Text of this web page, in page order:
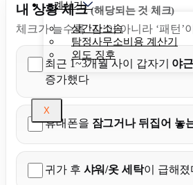
계산기
상간자소송
탐정사무소비용 계산기
외도 징후
X
내 상황 체크(해당되는 것 체크)
체크가 늘수록 ‘감’이 아니라 ‘패턴’
최근 1~3개월 사이 갑자기 야
증가했다
휴대폰을 잠그거나 뒤집어 놓
귀가 후 샤워/옷 세탁이 급해졌